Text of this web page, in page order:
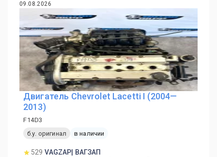
09.08.2026
Двигатель Chevrolet Lacetti I (2004—
2013)
F14D3
б.у. оригинал
в наличии
529 VAGZAP| ВАГЗАП